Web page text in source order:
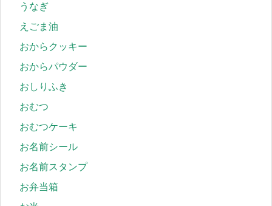
うなぎ
えごま油
おからクッキー
おからパウダー
おしりふき
おむつ
おむつケーキ
お名前シール
お名前スタンプ
お弁当箱